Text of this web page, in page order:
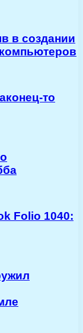
в создании
то
Folio 1040: